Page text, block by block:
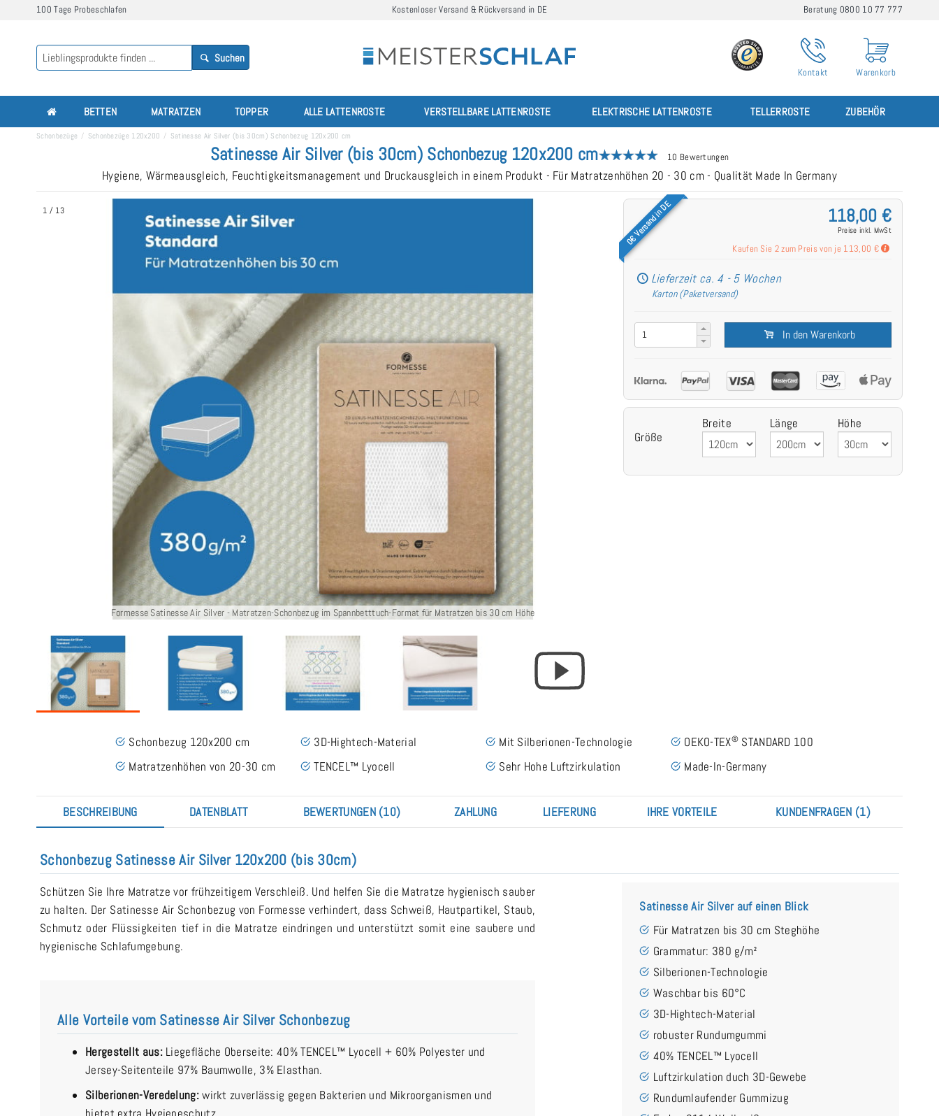
100 Tage Probeschlafen Kostenloser Versand & Rückversand in DE Beratung 0800 10 77 777
Suchen
Kontakt Warenkorb
BETTEN MATRATZEN TOPPER ALLE LATTENROSTE VERSTELLBARE LATTENROSTE ELEKTRISCHE LATTENROSTE TELLERROSTE ZUBEHÖR
Schonbezüge Schonbezüge 120x200 Satinesse Air Silver (bis 30cm) Schonbezug 120x200 cm
Satinesse Air Silver (bis 30cm) Schonbezug 120x200 cm 10 Bewertungen
Hygiene, Wärmeausgleich, Feuchtigkeitsmanagement und Druckausgleich in einem Produkt - Für Matratzenhöhen 20 - 30 cm - Qualität Made In Germany
Formesse Satinesse Air Silver - Matratzen-Schonbezug im Spannbetttuch-Format für Matratzen bis 30 cm Höhe
1 / 13 0€ Versand in DE 118,00 €
Preise inkl. MwSt
Kaufen Sie 2 zum Preis von je 113,00 €
Lieferzeit ca. 4 - 5 Wochen
Karton (Paketversand)
In den Warenkorb
Größe
Breite Länge Höhe
Schonbezug 120x200 cm
Matratzenhöhen von 20-30 cm
3D-Hightech-Material
TENCEL™ Lyocell
Mit Silberionen-Technologie
Sehr Hohe Luftzirkulation
OEKO-TEX® STANDARD 100
Made-In-Germany
BESCHREIBUNG DATENBLATT BEWERTUNGEN (10) ZAHLUNG LIEFERUNG IHRE VORTEILE KUNDENFRAGEN (1)
Schonbezug Satinesse Air Silver 120x200 (bis 30cm)
Schützen Sie Ihre Matratze vor frühzeitigem Verschleiß. Und helfen Sie die Matratze hygienisch sauber
zu halten. Der Satinesse Air Schonbezug von Formesse verhindert, dass Schweiß, Hautpartikel, Staub,
Schmutz oder Flüssigkeiten tief in die Matratze eindringen und unterstützt somit eine saubere und
hygienische Schlafumgebung.
Alle Vorteile vom Satinesse Air Silver Schonbezug
Hergestellt aus:Liegefläche Oberseite: 40% TENCEL™ Lyocell + 60% Polyester und
Jersey-Seitenteile 97% Baumwolle, 3% Elasthan.
Silberionen-Veredelung:wirkt zuverlässig gegen Bakterien und Mikroorganismen und
bietet extra Hygieneschutz.
Satinesse Air Silver auf einen Blick
Für Matratzen bis 30 cm Steghöhe
Grammatur: 380 g/m²
Silberionen-Technologie
Waschbar bis 60°C
3D-Hightech-Material
robuster Rundumgummi
40% TENCEL™ Lyocell
Luftzirkulation duch 3D-Gewebe
Rundumlaufender Gummizug